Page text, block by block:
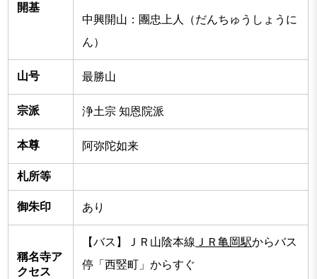
開基
中興開山：團忠上人（だんちゅうしょうに
ん）
山号 最勝山
宗派 浄土宗 知恩院派
本尊 阿弥陀如来
札所等
御朱印 あり
稱名寺ア
クセス
【バス】ＪＲ山陰本線 ＪＲ亀岡駅からバス
停「西竪町」からすぐ